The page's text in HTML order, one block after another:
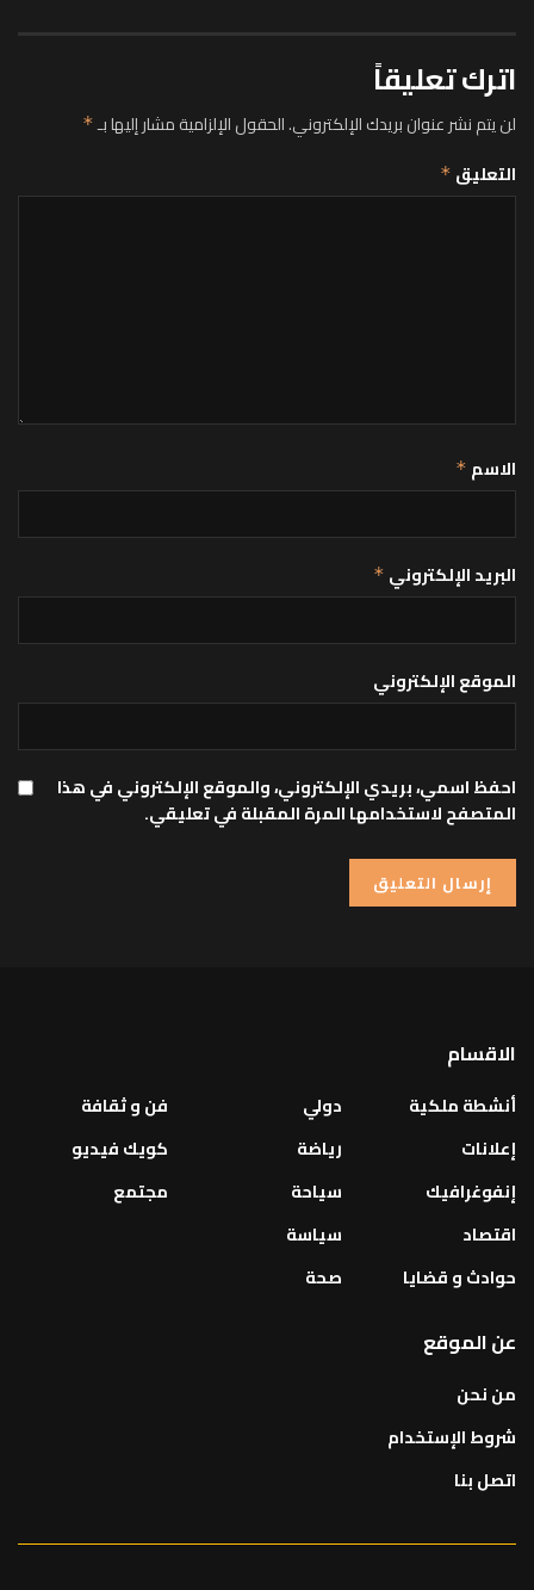
اترك تعليقاً
لن يتم نشر عنوان بريدك الإلكتروني.الحقول الإلزامية مشار إليها بـ*
التعليق *
الاسم *
البريد الإلكتروني *
الموقع الإلكتروني
احفظ اسمي، بريدي الإلكتروني، والموقع الإلكتروني في هذا
المتصفح لاستخدامها المرة المقبلة في تعليقي.
الاقسام
أنشطة ملكية
إعلانات
إنفوغرافيك
اقتصاد
حوادث و قضايا
دولي
رياضة
سياحة
سياسة
صحة
فن و ثقافة
كويك فيديو
مجتمع
عن الموقع
من نحن
شروط الإستخدام
اتصل بنا